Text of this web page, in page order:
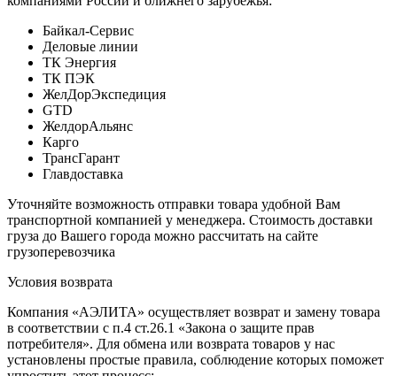
Байкал-Сервис
Деловые линии
ТК Энергия
ТК ПЭК
ЖелДорЭкспедиция
GTD
ЖелдорАльянс
Карго
ТрансГарант
Главдоставка
Уточняйте возможность отправки товара удобной Вам
транспортной компанией у менеджера. Стоимость доставки
груза до Вашего города можно рассчитать на сайте
грузоперевозчика
Условия возврата
Компания «АЭЛИТА» осуществляет возврат и замену товара
в соответствии с п.4 ст.26.1 «Закона о защите прав
потребителя». Для обмена или возврата товаров у нас
установлены простые правила, соблюдение которых поможет